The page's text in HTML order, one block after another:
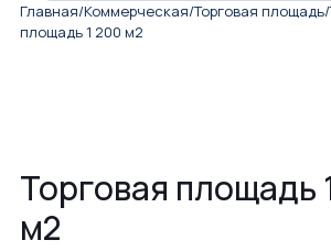
Главная/Коммерческая/Торговая площадь/
площадь 1 200 м2
Торговая площадь
м2